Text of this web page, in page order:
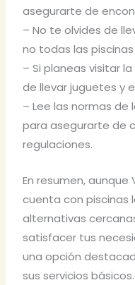
asegurarte de
– No te olvides de
no todas las
– Si planeas visitar
de llevar juguetes y
– Lee las normas
para asegurarte de
regulaciones.
En resumen, aunque
cuenta con piscinas
alternativas
satisfacer tus
una opción
sus servicios